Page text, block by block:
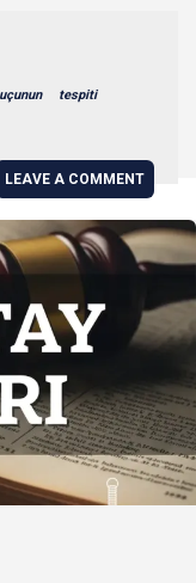
tespiti
LEAVE A COMMENT